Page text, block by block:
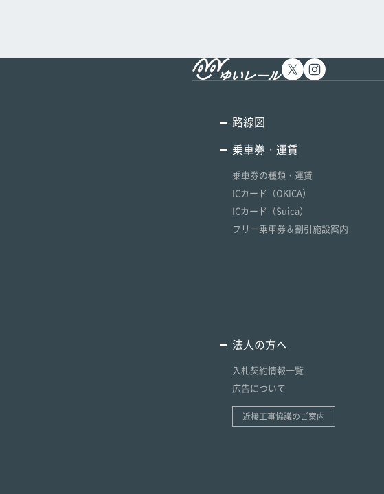
路線図
乗車券・運賃
乗車券の種類・運賃
ICカード（OKICA）
ICカード（Suica）
フリー乗車券＆割引施設案内
法人の方へ
入札契約情報一覧
広告について
近接工事協議のご案内